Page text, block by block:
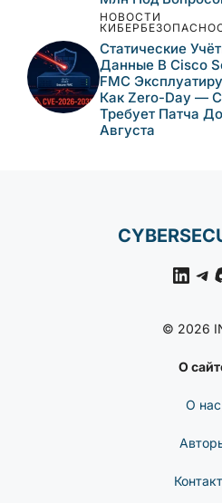
НОВОСТИ
Статические
Данные В Cisco
FMC
Как Zero-Day —
Требует Патча До
Августа
© 2026
О
О нас